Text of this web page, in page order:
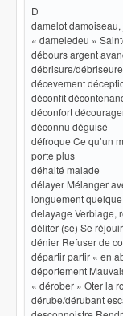
D
damelot
« dameledeu »
débours argent
débrisure/
décevement
déconfit
déconfort
déconnu déguisé
défroque Ce qu’un
porte plus
déhaité malade
délayer Mélanger
longuement
delayage Verbiage,
déliter (se) Se réjouir
dénier Refuser de
départir partir « en
déportement
« dérober » Oter la
dérube/dérubant